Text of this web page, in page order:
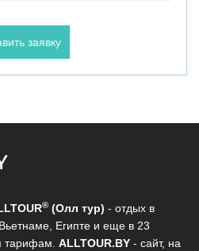
® (Олл тур) - отдых в
Египте и еще в 23
тарифам. ALLTOUR.BY - сайт, на